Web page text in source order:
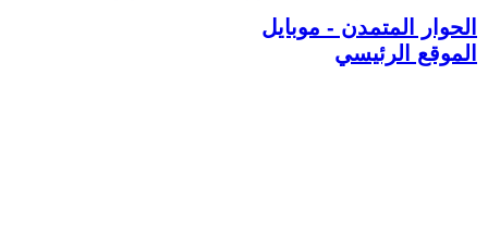
الحوار المتمدن - موبايل
الموقع الرئيسي